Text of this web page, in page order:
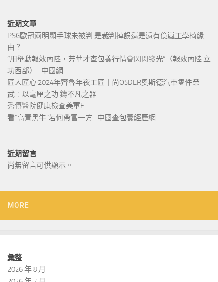
近期文章
PSG歐冠兩明顯手球未被判 是裁判掉誤還是還有億嵐工學椅緣
由？
“用舉動報效內陸，芳華才查包養行情會閃閃發光”（報效內陸 立
功西部）_中國網
匠人匠心·2024年齊魯年夜工匠｜尚OSDER奧斯德汽車零件榮
武：以毫厘之功 鑄不凡之器
秀傳醫院健康檢查美軍F
看“高青黑牛”若何帶富一方_中國查包養經歷網
近期留言
尚無留言可供顯示。
MORE
彙整
2026 年 8 月